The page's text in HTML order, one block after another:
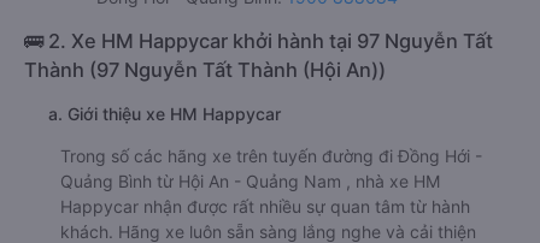
🚌 2. Xe HM Happycar khởi hành tại 97 Nguyễn Tất
Thành (97 Nguyễn Tất Thành (Hội An))
a. Giới thiệu xe HM Happycar
Trong số các hãng xe trên tuyến đường đi Đồng Hới -
Quảng Bình từ Hội An - Quảng Nam , nhà xe HM
Happycar nhận được rất nhiều sự quan tâm từ hành
khách. Hãng xe luôn sẵn sàng lắng nghe và cải thiện